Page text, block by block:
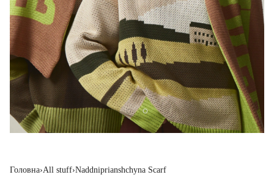
Головна›All stuff›Naddniprianshchyna Scarf